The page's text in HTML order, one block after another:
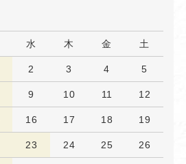
水 木 金 土
2 3 4 5
9 10 11 12
16 17 18 19
23 24 25 26